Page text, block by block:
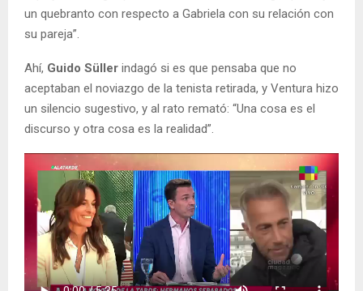
un quebranto con respecto a Gabriela con su relación con
su pareja”.
Ahí, Guido Süller indagó si es que pensaba que no
aceptaban el noviazgo de la tenista retirada, y Ventura hizo
un silencio sugestivo, y al rato remató: “Una cosa es el
discurso y otra cosa es la realidad”.